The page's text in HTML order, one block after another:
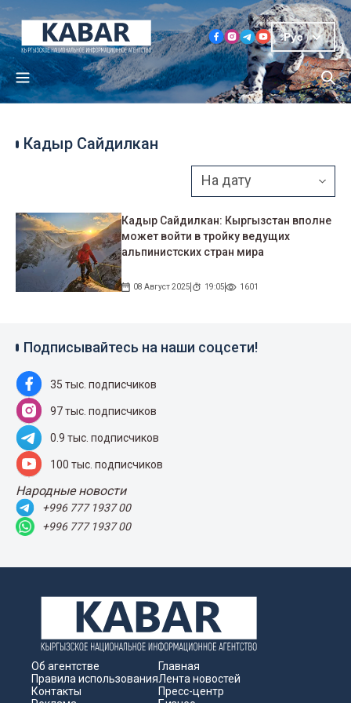
Рус
Кадыр Сайдилкан
Кадыр Сайдилкан: Кыргызстан вполне
может войти в тройку ведущих
альпинистских стран мира
08 Август 2025 19:05 1601
Подписывайтесь на наши соцсети!
35 тыс. подписчиков
97 тыс. подписчиков
0.9 тыс. подписчиков
100 тыс. подписчиков
Народные новости
+996 777 1937 00
+996 777 1937 00
Об агентстве
Правила использования
Контакты
Главная
Лента новостей
Пресс-центр